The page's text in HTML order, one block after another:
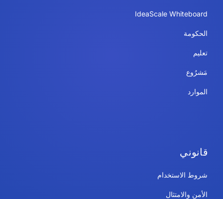
IdeaScale Whiteboard
الحكومة
تعليم
مَشرُوع
الموارد
قانوني
شروط الاستخدام
الأمن والامتثال